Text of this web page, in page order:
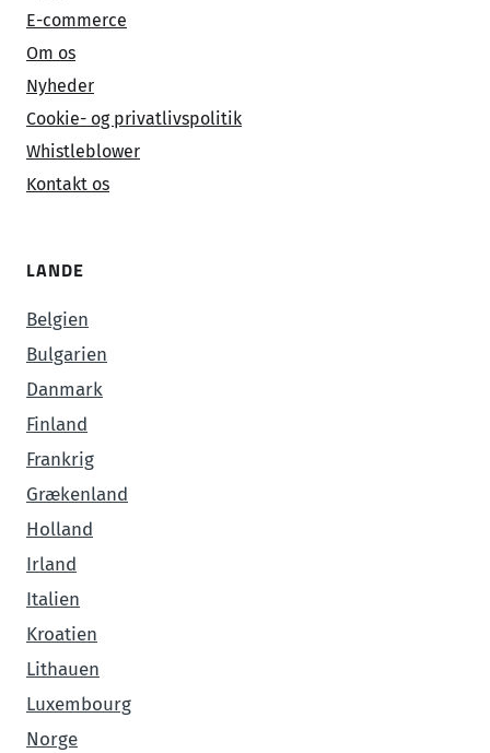
E-commerce
Om os
Nyheder
Cookie- og privatlivspolitik
Whistleblower
Kontakt os
LANDE
Belgien
Bulgarien
Danmark
Finland
Frankrig
Grækenland
Holland
Irland
Italien
Kroatien
Lithauen
Luxembourg
Norge